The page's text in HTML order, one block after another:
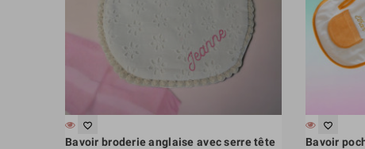
favorite_border
Bavoir broderie anglaise avec serre tête
favorite_border
Bavoir